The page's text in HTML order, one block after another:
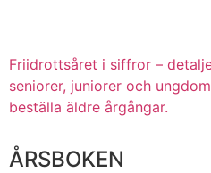
Friidrottsåret i siffror –
seniorer, juniorer och
beställa äldre årgångar.
ÅRSBOKEN